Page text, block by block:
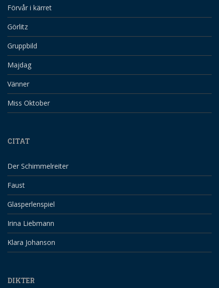
Förvår i kärret
Görlitz
Gruppbild
Majdag
Vänner
Miss Oktober
CITAT
Der Schimmelreiter
Faust
Glasperlenspiel
Irina Liebmann
Klara Johanson
DIKTER